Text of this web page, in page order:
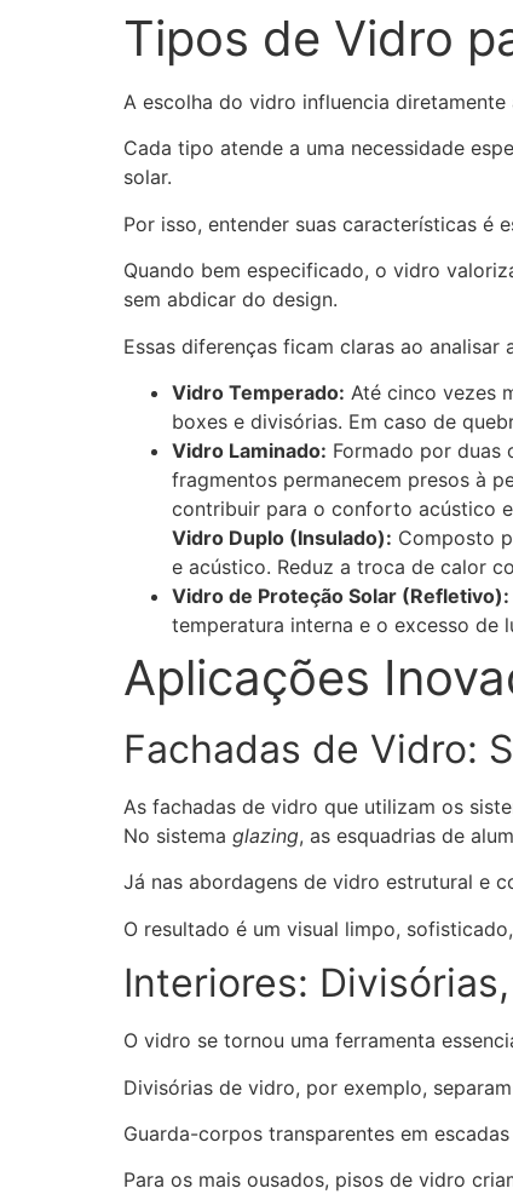
Tipos de Vidro
A escolha do vidro influencia
Cada tipo atende a uma necessidade
solar.
Por isso, entender suas características é
Quando bem especificado, o vidro
sem abdicar do design.
Essas diferenças ficam claras ao
Vidro Temperado: Até cinco vezes
boxes e divisórias. Em caso de
Vidro Laminado: Formado por duas
fragmentos permanecem presos à
contribuir para o conforto acústico
Vidro Duplo (Insulado): Composto
e acústico. Reduz a troca de calor
Vidro de Proteção Solar (Refletivo):
temperatura interna e o excesso de
Aplicações
Fachadas de Vidro:
As fachadas de vidro que utilizam os
No sistema glazing, as esquadrias de
Já nas abordagens de vidro estrutural e
O resultado é um visual limpo,
Interiores:
O vidro se tornou uma ferramenta
Divisórias de vidro, por exemplo,
Guarda-corpos transparentes em
Para os mais ousados, pisos de vidro